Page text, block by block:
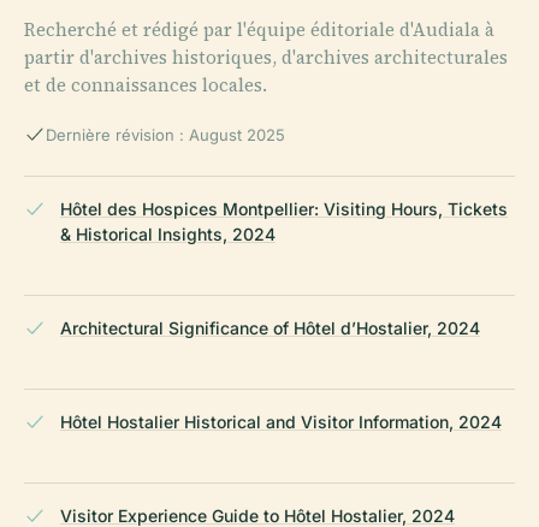
Recherché et rédigé par l'équipe éditoriale d'Audiala à
partir d'archives historiques, d'archives architecturales
et de connaissances locales.
Dernière révision : August 2025
Hôtel des Hospices Montpellier: Visiting Hours, Tickets
& Historical Insights, 2024
Architectural Significance of Hôtel d’Hostalier, 2024
Hôtel Hostalier Historical and Visitor Information, 2024
Visitor Experience Guide to Hôtel Hostalier, 2024